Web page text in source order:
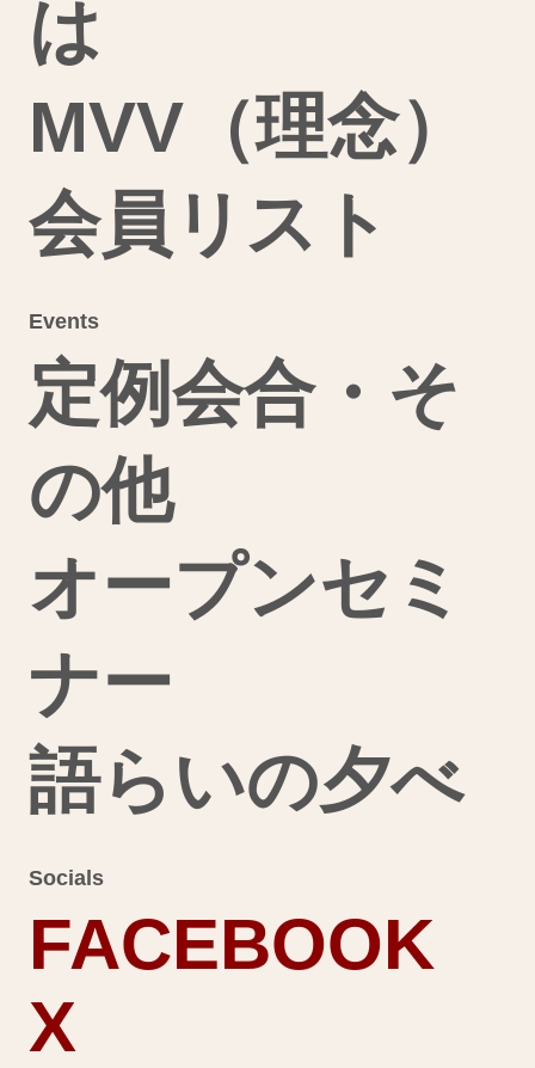
は
MVV（理念）
会員リスト
Events
定例会合・そ
の他
オープンセミ
ナー
語らいの夕べ
Socials
FACEBOOK
X